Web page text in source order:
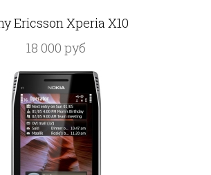
Ericsson Xperia X10
18 000 руб